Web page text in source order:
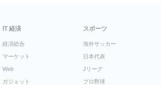
IT 経済
経済総合
マーケット
Web
ガジェット
スポーツ
海外サッカー
日本代表
Jリーグ
プロ野球